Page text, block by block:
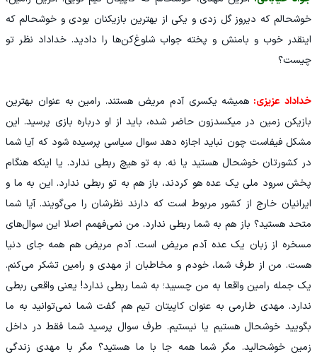
خوشحالم که دیروز گل زدی و یکی از بهترین بازیکنان بودی و خوشحالم که
اینقدر خوب و بامنش و پخته جواب شلوغ‌کن‌ها را دادید. خداداد نظر تو
چیست؟
خداداد عزیزی: همیشه یکسری آدم مریض هستند. رامین به عنوان بهترین
بازیکن زمین در میکسدزون حاضر شده، باید از او درباره بازی پرسید. این
مشکل فیفاست چون نباید اجازه دهد سوال سیاسی پرسیده شود که آیا شما
در کشورتان خوشحال هستید یا نه. به تو هیچ ربطی ندارد. یا اینکه هنگام
پخش سرود ملی یک عده هو کردند، باز هم به تو ربطی ندارد. این به ما و
ایرانیان خارج از کشور مربوط است که دارند نظرشان را می‌گویند. آیا شما
متحد هستید؟ باز هم به شما ربطی ندارد. من نمی‌فهمم اصلا این سوال‌های
مسخره از زبان یک عده آدم مریض است. آدم مریض هم همه جای دنیا
هست. من از طرف شما، خودم و مخاطبان از مهدی و رامین تشکر می‌کنم.
یک جمله رامین واقعا به من چسبید؛ به شما ربطی ندارد! یعنی واقعی ربطی
ندارد. مهدی طارمی به عنوان کاپیتان تیم هم گفت شما نمی‌توانید به ما
بگویید خوشحال هستیم یا نیستیم. طرف سوال پرسید شما فقط در داخل
زمین خوشحالید. مگر شما همه جا با ما هستید؟ مگر با مهدی زندگی